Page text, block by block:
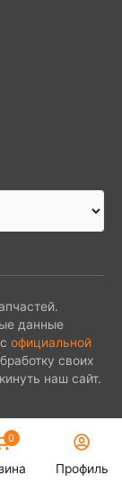
данные
официальной
своих
наш сайт.
0
Профиль